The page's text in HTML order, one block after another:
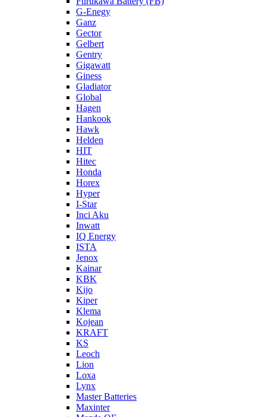
G-Enegy
Ganz
Gector
Gelbert
Gentry
Gigawatt
Giness
Gladiator
Global
Hagen
Hankook
Hawk
Helden
HIT
Hitec
Honda
Horex
Hyper
I-Star
Inci Aku
Inwatt
IQ Energy
ISTA
Jenox
Kainar
KBK
Kijo
Kiper
Klema
Kojean
KRAFT
KS
Leoch
Lion
Loxa
Lynx
Master Batteries
Maxinter